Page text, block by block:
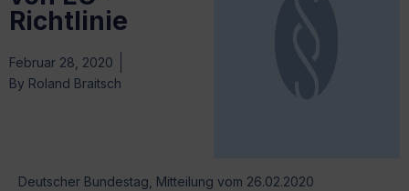
Richtlinie
Februar 28, 2020
By Roland Braitsch
Deutscher Bundestag, Mitteilung vom 26.02.2020